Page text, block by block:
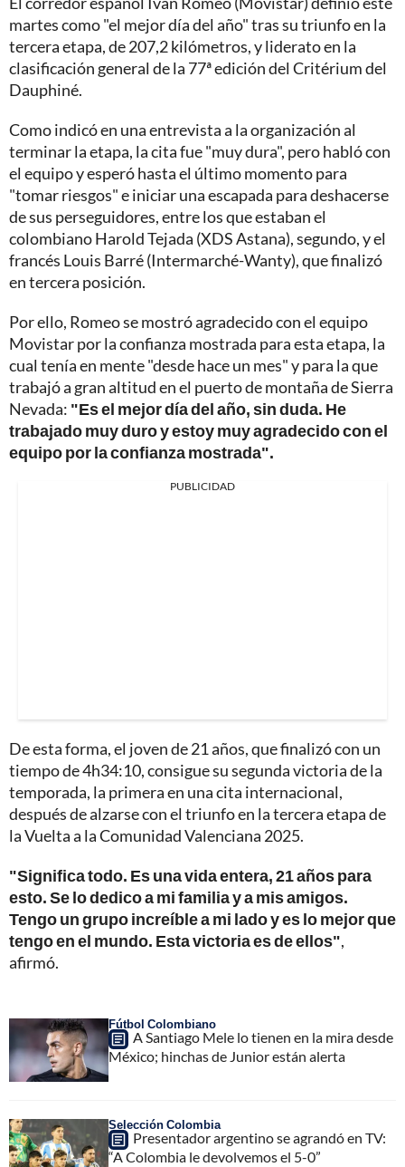
martes como "el mejor día del año" tras su triunfo en la
tercera etapa, de 207,2 kilómetros, y liderato en la
clasificación general de la 77ª edición del Critérium del
Dauphiné.
Como indicó en una entrevista a la organización al
terminar la etapa, la cita fue "muy dura", pero habló con
el equipo y esperó hasta el último momento para
"tomar riesgos" e iniciar una escapada para deshacerse
de sus perseguidores, entre los que estaban el
colombiano Harold Tejada (XDS Astana), segundo, y el
francés Louis Barré (Intermarché-Wanty), que finalizó
en tercera posición.
Por ello, Romeo se mostró agradecido con el equipo
Movistar por la confianza mostrada para esta etapa, la
cual tenía en mente "desde hace un mes" y para la que
trabajó a gran altitud en el puerto de montaña de Sierra
Nevada: "Es el mejor día del año, sin duda. He
trabajado muy duro y estoy muy agradecido con el
equipo por la confianza mostrada".
PUBLICIDAD
De esta forma, el joven de 21 años, que finalizó con un
tiempo de 4h34:10, consigue su segunda victoria de la
temporada, la primera en una cita internacional,
después de alzarse con el triunfo en la tercera etapa de
la Vuelta a la Comunidad Valenciana 2025.
"Significa todo. Es una vida entera, 21 años para
esto. Se lo dedico a mi familia y a mis amigos.
Tengo un grupo increíble a mi lado y es lo mejor que
tengo en el mundo. Esta victoria es de ellos",
afirmó.
Fútbol Colombiano
A Santiago Mele lo tienen en la mira desde
México; hinchas de Junior están alerta
Selección Colombia
Presentador argentino se agrandó en TV:
“A Colombia le devolvemos el 5-0”